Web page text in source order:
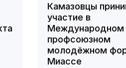
Камазовцы
участие в
Международном
профсоюзном
молодёжном
Миассе